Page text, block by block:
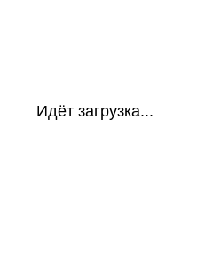
Идёт загрузка...